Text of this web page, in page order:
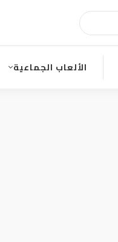
الألعاب الجماعية